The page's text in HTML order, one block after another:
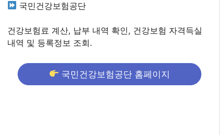
국민건강보험공단
건강보험료 계산, 납부 내역 확인, 건강보험 자격득실
내역 및 등록정보 조회.
국민건강보험공단 홈페이지